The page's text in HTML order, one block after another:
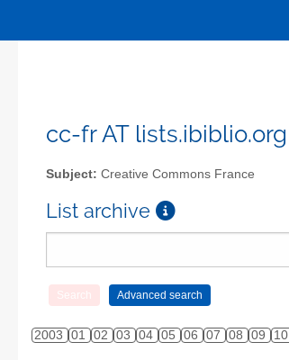
cc-fr AT lists.ibiblio.org
Subject: Creative Commons France
List archive
2003 01 02 03 04 05 06 07 08 09 10